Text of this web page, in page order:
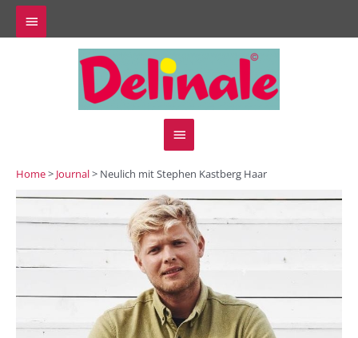
Zum
Inhalt
springen
Above
Hauptmenü
Home> Journal> Neulich mit Stephen Kastberg Haar